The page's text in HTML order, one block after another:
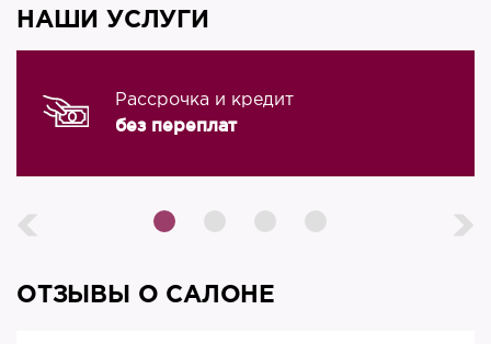
НАШИ УСЛУГИ
Рассрочка и кредит
без переплат
ОТЗЫВЫ О САЛОНЕ